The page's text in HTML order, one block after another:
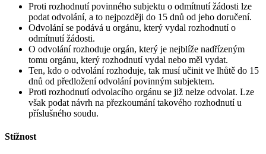
Proti rozhodnutí povinného subjektu o odmítnutí žádosti lze
podat odvolání, a to nejpozději do 15 dnů od jeho doručení.
Odvolání se podává u orgánu, který vydal rozhodnutí o
odmítnutí žádosti.
O odvolání rozhoduje orgán, který je nejblíže nadřízeným
tomu orgánu, který rozhodnutí vydal nebo měl vydat.
Ten, kdo o odvolání rozhoduje, tak musí učinit ve lhůtě do 15
dnů od předložení odvolání povinným subjektem.
Proti rozhodnutí odvolacího orgánu se již nelze odvolat. Lze
však podat návrh na přezkoumání takového rozhodnutí u
příslušného soudu.
Stížnost